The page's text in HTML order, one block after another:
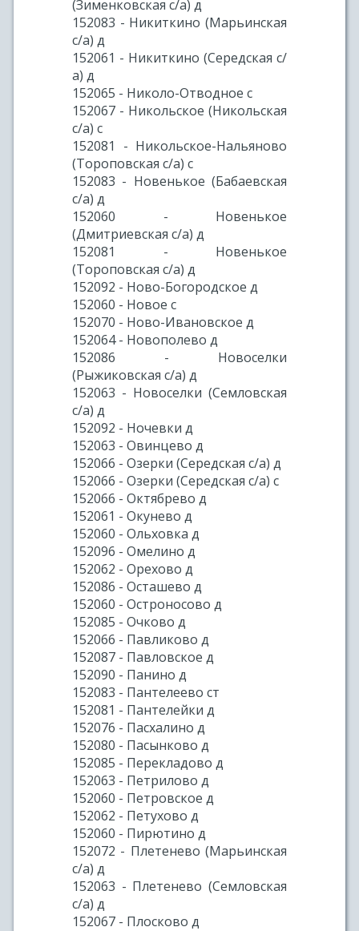
(Зименковская с/а) д
152083 - Никиткино (Марьинская
с/а) д
152061 - Никиткино (Середская с/
а) д
152065 - Николо-Отводное с
152067 - Никольское (Никольская
с/а) с
152081 - Никольское-Нальяново
(Тороповская с/а) с
152083 - Новенькое (Бабаевская
с/а) д
152060 - Новенькое
(Дмитриевская с/а) д
152081 - Новенькое
(Тороповская с/а) д
152092 - Ново-Богородское д
152060 - Новое с
152070 - Ново-Ивановское д
152064 - Новополево д
152086 - Новоселки
(Рыжиковская с/а) д
152063 - Новоселки (Семловская
с/а) д
152092 - Ночевки д
152063 - Овинцево д
152066 - Озерки (Середская с/а) д
152066 - Озерки (Середская с/а) с
152066 - Октябрево д
152061 - Окунево д
152060 - Ольховка д
152096 - Омелино д
152062 - Орехово д
152086 - Осташево д
152060 - Остроносово д
152085 - Очково д
152066 - Павликово д
152087 - Павловское д
152090 - Панино д
152083 - Пантелеево ст
152081 - Пантелейки д
152076 - Пасхалино д
152080 - Пасынково д
152085 - Перекладово д
152063 - Петрилово д
152060 - Петровское д
152062 - Петухово д
152060 - Пирютино д
152072 - Плетенево (Марьинская
с/а) д
152063 - Плетенево (Семловская
с/а) д
152067 - Плосково д